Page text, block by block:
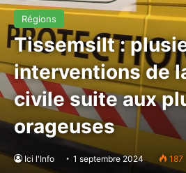
Régions
Tissemsilt :
interventions de
civile suite aux
orageuses
Ici l'Info 1 septembre 2024 187